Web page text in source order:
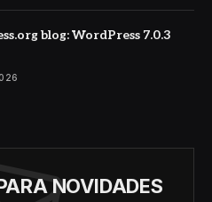
blog: WordPress 7.0.3
NOVIDADES